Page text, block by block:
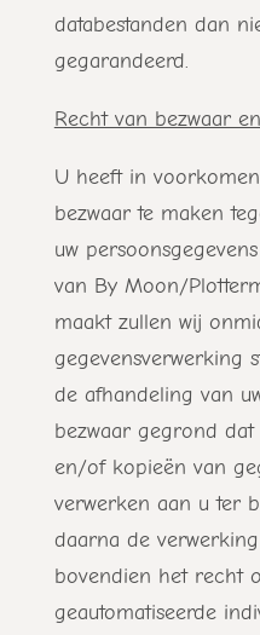
databestanden dan
gegarandeerd.
Recht van bezwaar
U heeft in
bezwaar te maken
uw
van By Moon/
maakt zullen wij
gegevensverwerking
de afhandeling van
bezwaar gegrond
en/of kopieën van
verwerken aan u ter
daarna de
bovendien het recht
geautomatiseerde